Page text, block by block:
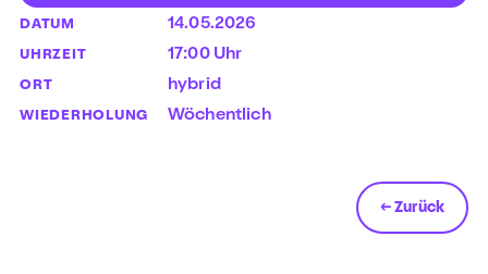
DATUM
14.05.2026
UHRZEIT 17:00 Uhr
ORT hybrid
WIEDERHOLUNG Wöchentlich
← Zurück